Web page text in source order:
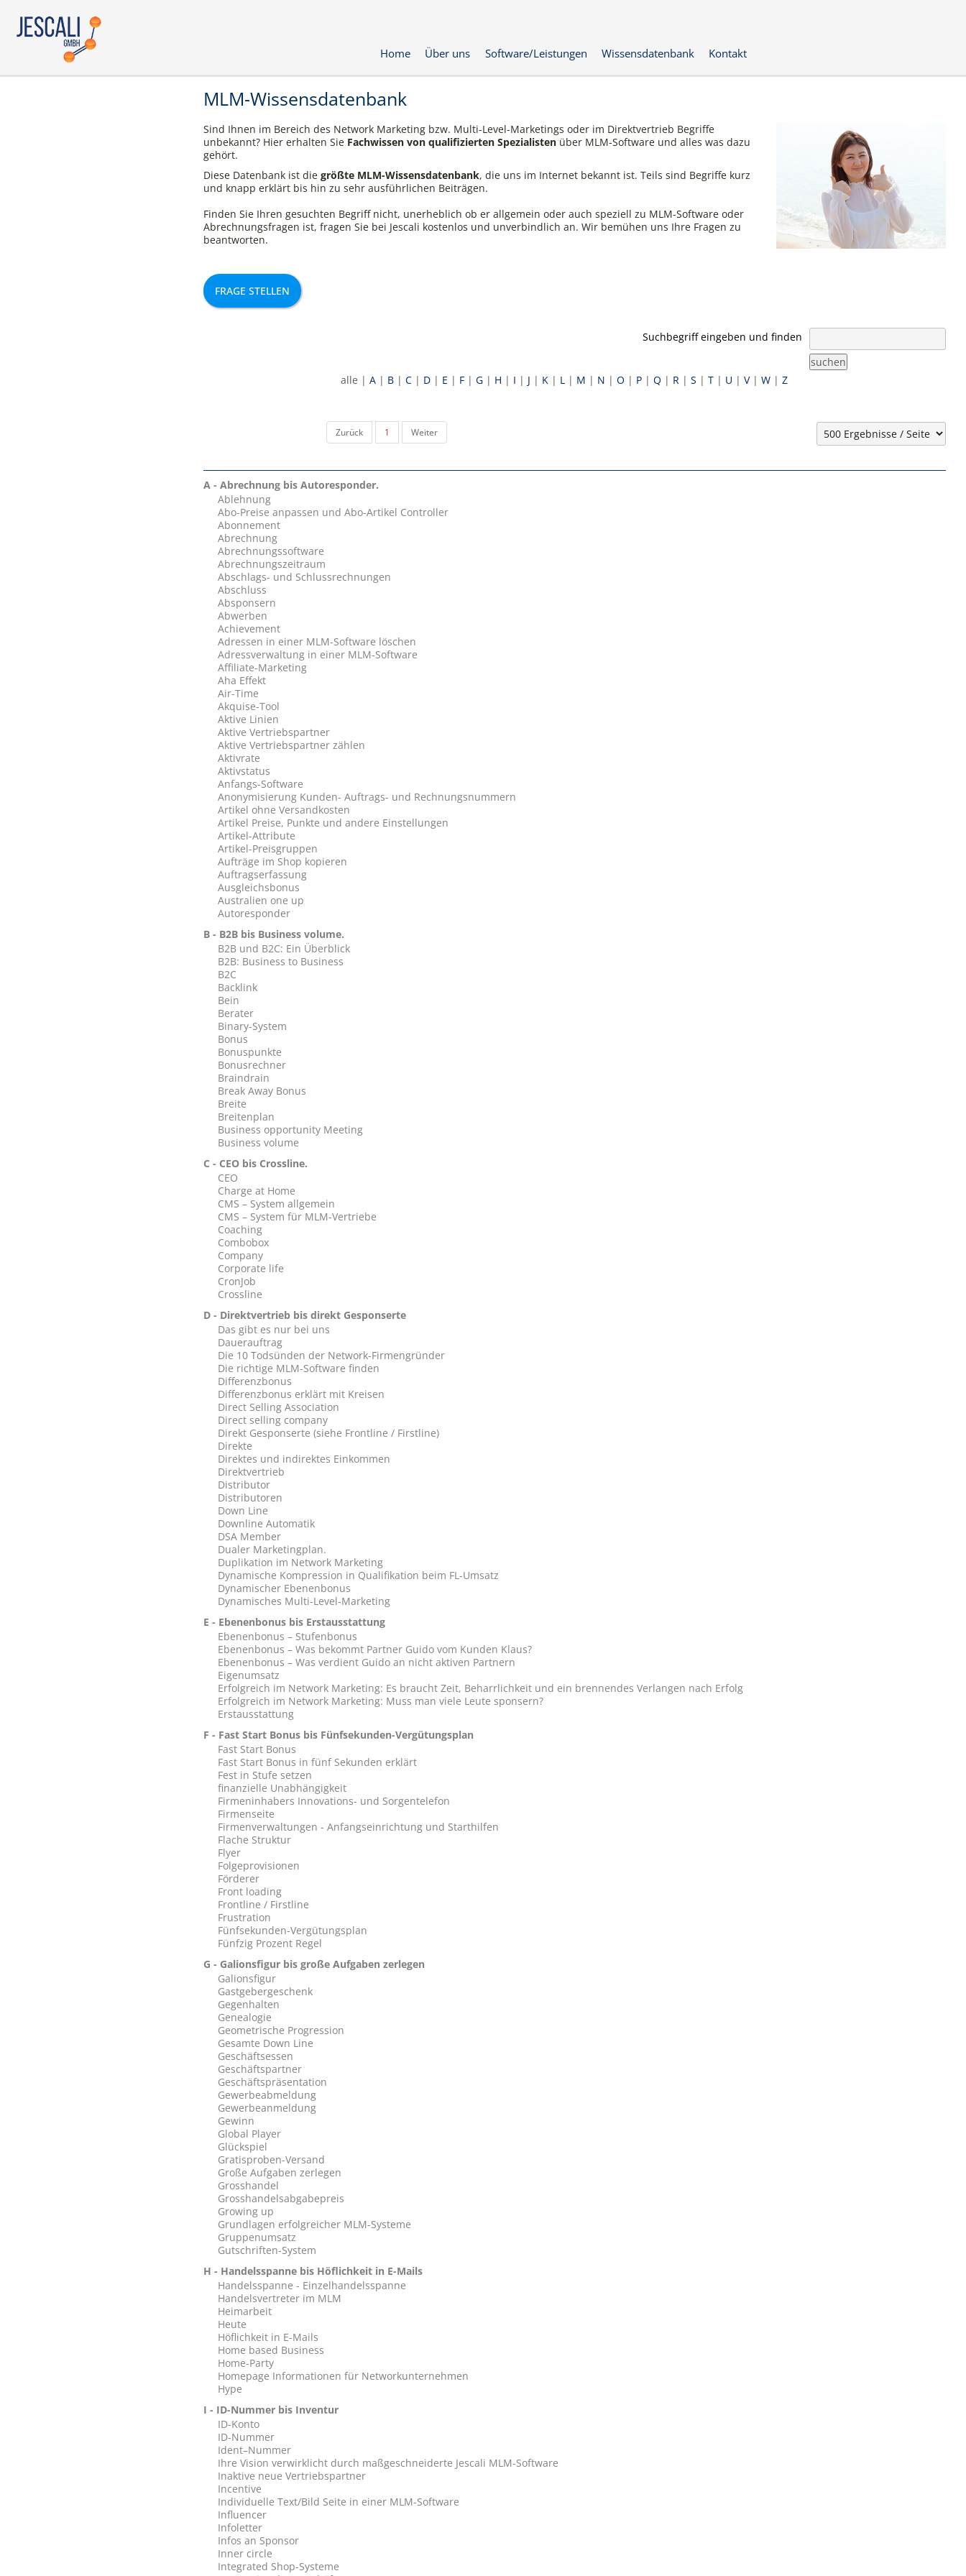
Home Über uns Software/Leistungen Wissensdatenbank Kontakt
MLM-Wissensdatenbank
Sind Ihnen im Bereich des Network Marketing bzw. Multi-Level-Marketings oder im Direktvertrieb Begriffe
unbekannt? Hier erhalten Sie Fachwissen von qualifizierten Spezialistenüber MLM-Software und alles was dazu
gehört.
Diese Datenbank ist die größte MLM-Wissensdatenbank, die uns im Internet bekannt ist. Teils sind Begriffe kurz
und knapp erklärt bis hin zu sehr ausführlichen Beiträgen.
Finden Sie Ihren gesuchten Begriff nicht, unerheblich ob er allgemein oder auch speziell zu MLM-Software oder
Abrechnungsfragen ist, fragen Sie bei Jescali kostenlos und unverbindlich an. Wir bemühen uns Ihre Fragen zu
beantworten.
FRAGE STELLEN
Suchbegriff eingeben und finden
suchen
alle |A | B |C | D | E | F |G | H | I | J | K | L | M | N |O | P |Q | R |S |T | U |V|W |Z
Zurück 1 Weiter
A - Abrechnung bis Autoresponder.
Ablehnung
Abo-Preise anpassen und Abo-Artikel Controller
Abonnement
Abrechnung
Abrechnungssoftware
Abrechnungszeitraum
Abschlags- und Schlussrechnungen
Abschluss
Absponsern
Abwerben
Achievement
Adressen in einer MLM-Software löschen
Adressverwaltung in einer MLM-Software
Affiliate-Marketing
Aha Effekt
Air-Time
Akquise-Tool
Aktive Linien
Aktive Vertriebspartner
Aktive Vertriebspartner zählen
Aktivrate
Aktivstatus
Anfangs-Software
Anonymisierung Kunden- Auftrags- und Rechnungsnummern
Artikel ohne Versandkosten
Artikel Preise, Punkte und andere Einstellungen
Artikel-Attribute
Artikel-Preisgruppen
Aufträge im Shop kopieren
Auftragserfassung
Ausgleichsbonus
Australien one up
Autoresponder
B - B2B bis Business volume.
B2B und B2C: Ein Überblick
B2B: Business to Business
B2C
Backlink
Bein
Berater
Binary-System
Bonus
Bonuspunkte
Bonusrechner
Braindrain
Break Away Bonus
Breite
Breitenplan
Business opportunity Meeting
Business volume
C - CEO bis Crossline.
CEO
Charge at Home
CMS – System allgemein
CMS – System für MLM-Vertriebe
Coaching
Combobox
Company
Corporate life
CronJob
Crossline
D - Direktvertrieb bis direkt Gesponserte
Das gibt es nur bei uns
Dauerauftrag
Die 10 Todsünden der Network-Firmengründer
Die richtige MLM-Software finden
Differenzbonus
Differenzbonus erklärt mit Kreisen
Direct Selling Association
Direct selling company
Direkt Gesponserte (siehe Frontline / Firstline)
Direkte
Direktes und indirektes Einkommen
Direktvertrieb
Distributor
Distributoren
Down Line
Downline Automatik
DSA Member
Dualer Marketingplan.
Duplikation im Network Marketing
Dynamische Kompression in Qualifikation beim FL-Umsatz
Dynamischer Ebenenbonus
Dynamisches Multi-Level-Marketing
E - Ebenenbonus bis Erstausstattung
Ebenenbonus – Stufenbonus
Ebenenbonus – Was bekommt Partner Guido vom Kunden Klaus?
Ebenenbonus – Was verdient Guido an nicht aktiven Partnern
Eigenumsatz
Erfolgreich im Network Marketing: Es braucht Zeit, Beharrlichkeit und ein brennendes Verlangen nach Erfolg
Erfolgreich im Network Marketing: Muss man viele Leute sponsern?
Erstausstattung
F - Fast Start Bonus bis Fünfsekunden-Vergütungsplan
Fast Start Bonus
Fast Start Bonus in fünf Sekunden erklärt
Fest in Stufe setzen
finanzielle Unabhängigkeit
Firmeninhabers Innovations- und Sorgentelefon
Firmenseite
Firmenverwaltungen - Anfangseinrichtung und Starthilfen
Flache Struktur
Flyer
Folgeprovisionen
Förderer
Front loading
Frontline / Firstline
Frustration
Fünfsekunden-Vergütungsplan
Fünfzig Prozent Regel
G - Galionsfigur bis große Aufgaben zerlegen
Galionsfigur
Gastgebergeschenk
Gegenhalten
Genealogie
Geometrische Progression
Gesamte Down Line
Geschäftsessen
Geschäftspartner
Geschäftspräsentation
Gewerbeabmeldung
Gewerbeanmeldung
Gewinn
Global Player
Glückspiel
Gratisproben-Versand
Große Aufgaben zerlegen
Grosshandel
Grosshandelsabgabepreis
Growing up
Grundlagen erfolgreicher MLM-Systeme
Gruppenumsatz
Gutschriften-System
H - Handelsspanne bis Höflichkeit in E-Mails
Handelsspanne - Einzelhandelsspanne
Handelsvertreter im MLM
Heimarbeit
Heute
Höflichkeit in E-Mails
Home based Business
Home-Party
Homepage Informationen für Networkunternehmen
Hype
I - ID-Nummer bis Inventur
ID-Konto
ID-Nummer
Ident–Nummer
Ihre Vision verwirklicht durch maßgeschneiderte Jescali MLM-Software
Inaktive neue Vertriebspartner
Incentive
Individuelle Text/Bild Seite in einer MLM-Software
Influencer
Infoletter
Infos an Sponsor
Inner circle
Integrated Shop-Systeme